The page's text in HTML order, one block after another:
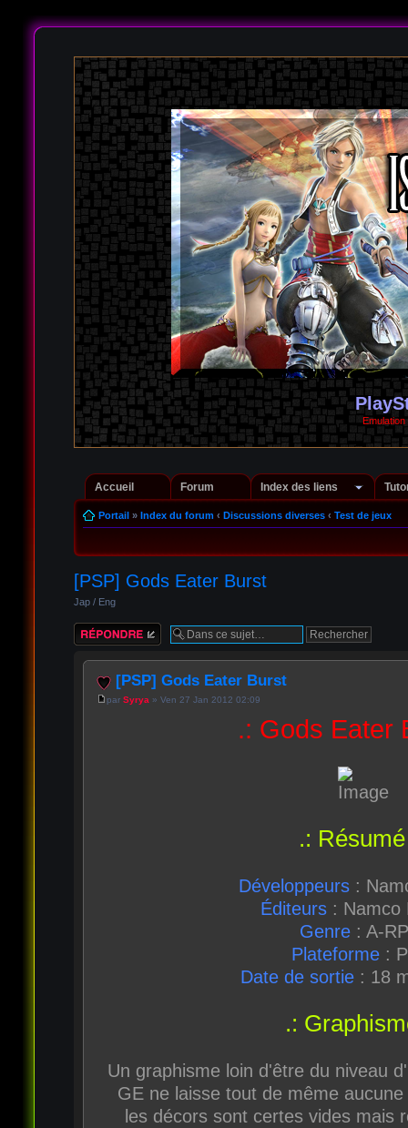
Accueil Forum Index des liens
Portail» Index du forum ‹ Discussions diverses ‹ Test de jeux
[PSP] Gods Eater Burst
Jap / Eng
Répondre
[PSP] Gods Eater Burst
par Syrya » Ven 27 Jan 2012 02:09
.: Gods Eater
.:
Développeurs:
Éditeurs : Namco
Genre: A-
Plateforme:
Date de sortie : 18
.:
Un graphisme loin d'être du niveau
GE ne laisse tout de même
les décors sont certes vides mais